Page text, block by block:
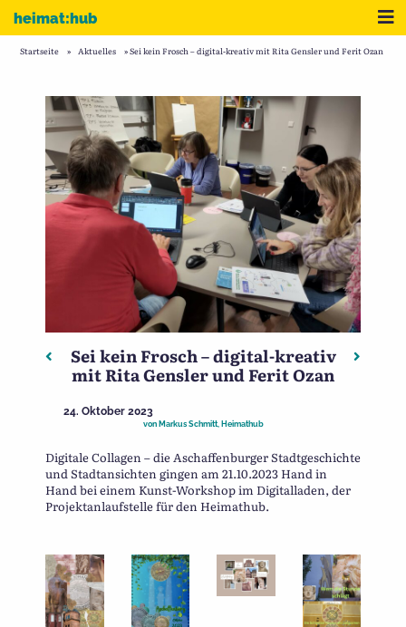
Zum Inhalt
heimat:hub
Startseite » Aktuelles »Sei kein Frosch – digital-kreativ mit Rita Gensler und Ferit Ozan
Beitragsnavigation
Vorheriger: Mit der Zeitmaschine in die 80er
Sei kein Frosch – digital-kreativ
mit Rita Gensler und Ferit Ozan
24. Oktober 2023
von Markus Schmitt, Heimathub
Digitale Collagen – die Aschaffenburger Stadtgeschichte
und Stadtansichten gingen am 21.10.2023 Hand in
Hand bei einem Kunst-Workshop im Digitalladen, der
Projektanlaufstelle für den Heimathub.